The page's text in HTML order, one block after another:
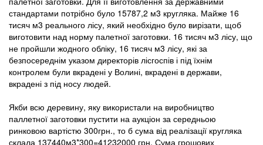
стандартами потрібно було 15787,2 м3 кругляка. Майже 16
тисяч м3 реального лісу, який необхідно було вирізати, щоб
виготовити над норму палетної заготовки. 16 тисяч м3 лісу, що
не пройшли жодного обліку, 16 тисяч м3 лісу, які за
безпосереднім указом директорів лісгоспів і під їхнім
контролем були вкрадені у Волині, вкрадені в держави,
вкрадені з під носу людей.
Якби всю деревину, яку використали на виробництво
паллетної заготовки пустити на аукціон за середньою
ринковою вартістю 300грн., то б сума від реалізації кругляка
склала 137440м3*300=41232000 грн. Сума грошових